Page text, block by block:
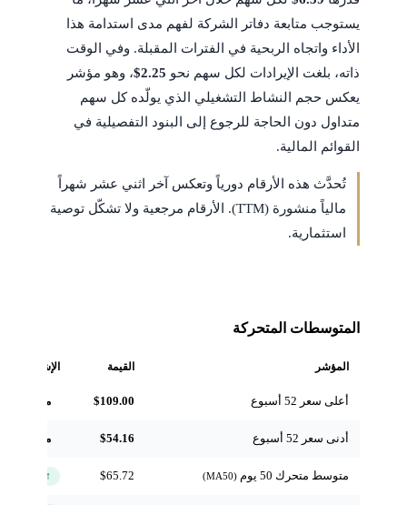
يستوجب متابعة دفاتر الشركة لفهم مدى استدامة هذا
الأداء واتجاه الربحية في الفترات المقبلة. وفي الوقت
ذاته، بلغت الإيرادات لكل سهم نحو $2.25، وهو مؤشر
يعكس حجم النشاط التشغيلي الذي يولّده كل سهم
متداول دون الحاجة للرجوع إلى البنود التفصيلية في
القوائم المالية.
تُحدَّث هذه الأرقام دورياً وتعكس آخر اثني عشر شهراً
مالياً منشورة (TTM). الأرقام مرجعية ولا تشكّل توصية
استثمارية.
المتوسطات المتحركة
المؤشر القيمة الإشارة
أعلى سعر 52 أسبوع $109.00 مرجعي
أدنى سعر 52 أسبوع $54.16 مرجعي
متوسط متحرك 50 يوم $65.72 ↑ فوق